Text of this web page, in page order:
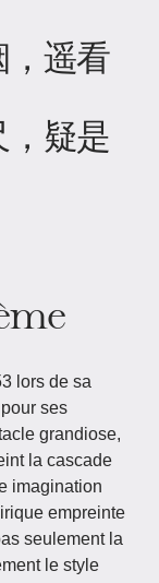
，遥看
疑是
lors de sa
ses
grandiose,
la cascade
imagination
empreinte
seulement la
le style